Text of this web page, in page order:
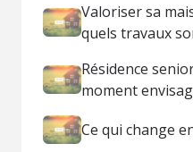
Valoriser sa
quels travaux
Résidence
moment
Ce qui change